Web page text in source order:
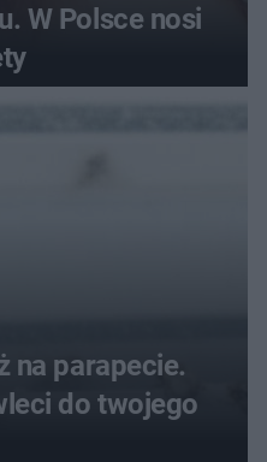
W Polsce nosi
na parapecie.
do twojego